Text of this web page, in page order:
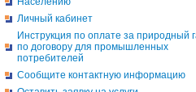
Личный кабинет
Инструкция по оплате за природный
по договору для промышленных
потребителей
Сообщите контактную информацию